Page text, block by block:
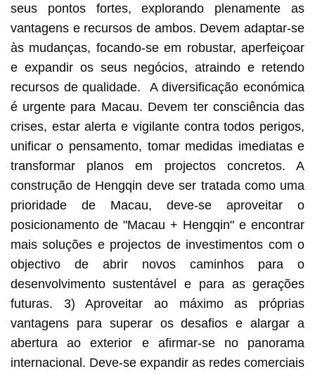
seus pontos fortes, explorando plenamente as
vantagens e recursos de ambos. Devem adaptar-se
às mudanças, focando-se em robustar, aperfeiçoar
e expandir os seus negócios, atraindo e retendo
recursos de qualidade. A diversificação económica
é urgente para Macau. Devem ter consciência das
crises, estar alerta e vigilante contra todos perigos,
unificar o pensamento, tomar medidas imediatas e
transformar planos em projectos concretos. A
construção de Hengqin deve ser tratada como uma
prioridade de Macau, deve-se aproveitar o
posicionamento de "Macau + Hengqin" e encontrar
mais soluções e projectos de investimentos com o
objectivo de abrir novos caminhos para o
desenvolvimento sustentável e para as gerações
futuras. 3) Aproveitar ao máximo as próprias
vantagens para superar os desafios e alargar a
abertura ao exterior e afirmar-se no panorama
internacional. Deve-se expandir as redes comerciais